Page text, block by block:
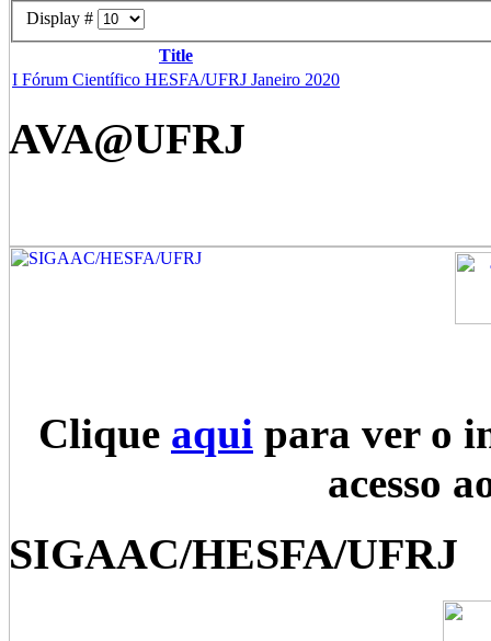
Display #
Title
I Fórum Científico HESFA/UFRJ Janeiro 2020
AVA@UFRJ
Clique aqui para ver o
acesso
SIGAAC/HESFA/UFRJ